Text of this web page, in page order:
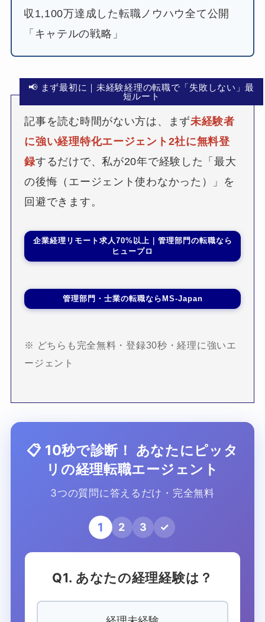
収1,100万達成した転職ノウハウ全て公開
「キャテルの戦略」
📢 まず最初に｜未経験経理の転職で「失敗しない」最
短ルート
記事を読む時間がない方は、まず未経験者
に強い経理特化エージェント2社に無料登
録するだけで、私が20年で経験した「最大
の後悔（エージェント使わなかった）」を
回避できます。
企業経理リモート求人70%以上｜管理部門の転職なら
ヒュープロ
管理部門・士業の転職ならMS-Japan
※ どちらも完全無料・登録30秒・経理に強いエ
ージェント
📋 10秒で診断！ あなたにピッタ
リの経理転職エージェント
3つの質問に答えるだけ・完全無料
1 2 3 ✓
Q1. あなたの経理経験は？